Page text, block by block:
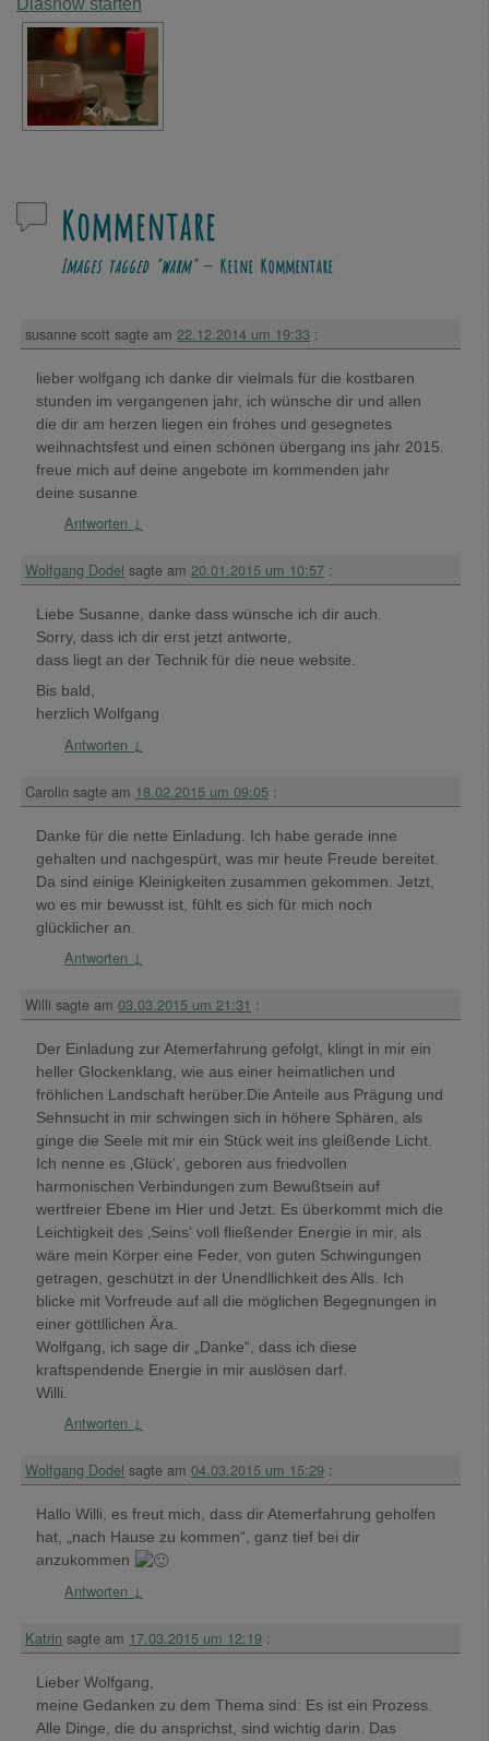
Diashow starten
Kommentare
Images tagged "warm"— Keine Kommentare
susanne scott sagte am 22.12.2014 um 19:33 :
lieber wolfgang ich danke dir vielmals für die kostbaren
stunden im vergangenen jahr, ich wünsche dir und allen
die dir am herzen liegen ein frohes und gesegnetes
weihnachtsfest und einen schönen übergang ins jahr 2015.
freue mich auf deine angebote im kommenden jahr
deine susanne
Antworten ↓
Wolfgang Dodel sagte am 20.01.2015 um 10:57 :
Liebe Susanne, danke dass wünsche ich dir auch.
Sorry, dass ich dir erst jetzt antworte,
dass liegt an der Technik für die neue website.
Bis bald,
herzlich Wolfgang
Antworten ↓
Carolin sagte am 18.02.2015 um 09:05 :
Danke für die nette Einladung. Ich habe gerade inne
gehalten und nachgespürt, was mir heute Freude bereitet.
Da sind einige Kleinigkeiten zusammen gekommen. Jetzt,
wo es mir bewusst ist, fühlt es sich für mich noch
glücklicher an.
Antworten ↓
Willi sagte am 03.03.2015 um 21:31 :
Der Einladung zur Atemerfahrung gefolgt, klingt in mir ein
heller Glockenklang, wie aus einer heimatlichen und
fröhlichen Landschaft herüber.Die Anteile aus Prägung und
Sehnsucht in mir schwingen sich in höhere Sphären, als
ginge die Seele mit mir ein Stück weit ins gleißende Licht.
Ich nenne es ‚Glück‘, geboren aus friedvollen
harmonischen Verbindungen zum Bewußtsein auf
wertfreier Ebene im Hier und Jetzt. Es überkommt mich die
Leichtigkeit des ‚Seins‘ voll fließender Energie in mir, als
wäre mein Körper eine Feder, von guten Schwingungen
getragen, geschützt in der Unendllichkeit des Alls. Ich
blicke mit Vorfreude auf all die möglichen Begegnungen in
einer göttllichen Ära.
Wolfgang, ich sage dir „Danke“, dass ich diese
kraftspendende Energie in mir auslösen darf.
Willi.
Antworten ↓
Wolfgang Dodel sagte am 04.03.2015 um 15:29 :
Hallo Willi, es freut mich, dass dir Atemerfahrung geholfen
hat, „nach Hause zu kommen“, ganz tief bei dir
anzukommen
Antworten ↓
Katrin sagte am 17.03.2015 um 12:19 :
Lieber Wolfgang,
meine Gedanken zu dem Thema sind: Es ist ein Prozess.
Alle Dinge, die du ansprichst, sind wichtig darin. Das